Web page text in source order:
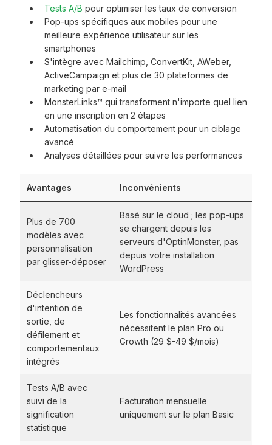
Tests A/B pour optimiser les taux de conversion
Pop-ups spécifiques aux mobiles pour une
meilleure expérience utilisateur sur les
smartphones
S'intègre avec Mailchimp, ConvertKit, AWeber,
ActiveCampaign et plus de 30 plateformes de
marketing par e-mail
MonsterLinks™ qui transforment n'importe quel lien
en une inscription en 2 étapes
Automatisation du comportement pour un ciblage
avancé
Analyses détaillées pour suivre les performances
Avantages Inconvénients
Plus de 700
modèles avec
personnalisation
par glisser-déposer
Basé sur le cloud ; les pop-ups
se chargent depuis les
serveurs d'OptinMonster, pas
depuis votre installation
WordPress
Déclencheurs
d'intention de
sortie, de
défilement et
comportementaux
intégrés
Les fonctionnalités avancées
nécessitent le plan Pro ou
Growth (29 $-49 $/mois)
Tests A/B avec
suivi de la
signification
statistique
Facturation mensuelle
uniquement sur le plan Basic